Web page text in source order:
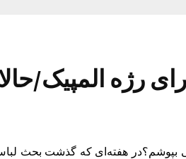
رژه المپیک/
چی بپوشم؟در هفته‌ای که گذشت بحث